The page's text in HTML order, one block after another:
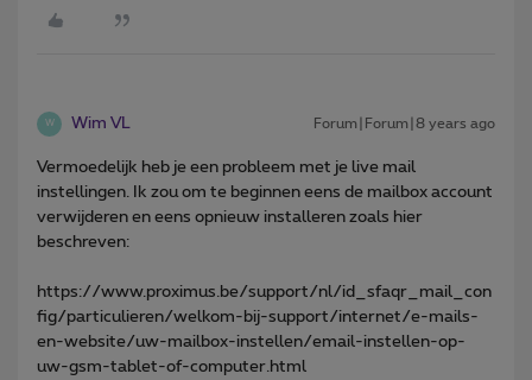
W Wim VL Forum|Forum|8 years ago
Vermoedelijk heb je een probleem met je live mail
instellingen. Ik zou om te beginnen eens de mailbox account
verwijderen en eens opnieuw installeren zoals hier
beschreven:
https://www.proximus.be/support/nl/id_sfaqr_mail_con
fig/particulieren/welkom-bij-support/internet/e-mails-
en-website/uw-mailbox-instellen/email-instellen-op-
uw-gsm-tablet-of-computer.html